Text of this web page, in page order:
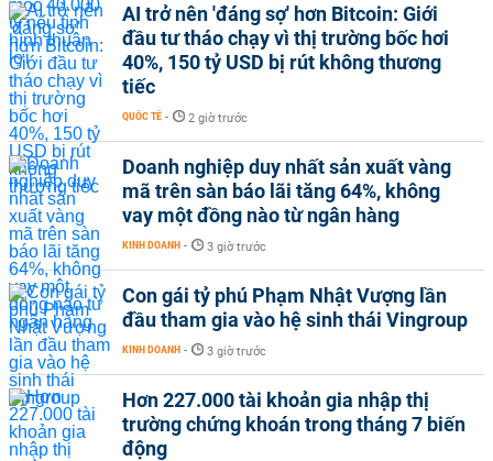
AI trở nên 'đáng sợ' hơn Bitcoin: Giới
đầu tư tháo chạy vì thị trường bốc hơi
40%, 150 tỷ USD bị rút không thương
tiếc
QUỐC TẾ - 2 giờ trước
Doanh nghiệp duy nhất sản xuất vàng
mã trên sàn báo lãi tăng 64%, không
vay một đồng nào từ ngân hàng
KINH DOANH - 3 giờ trước
Con gái tỷ phú Phạm Nhật Vượng lần
đầu tham gia vào hệ sinh thái Vingroup
KINH DOANH - 3 giờ trước
Hơn 227.000 tài khoản gia nhập thị
trường chứng khoán trong tháng 7 biến
động